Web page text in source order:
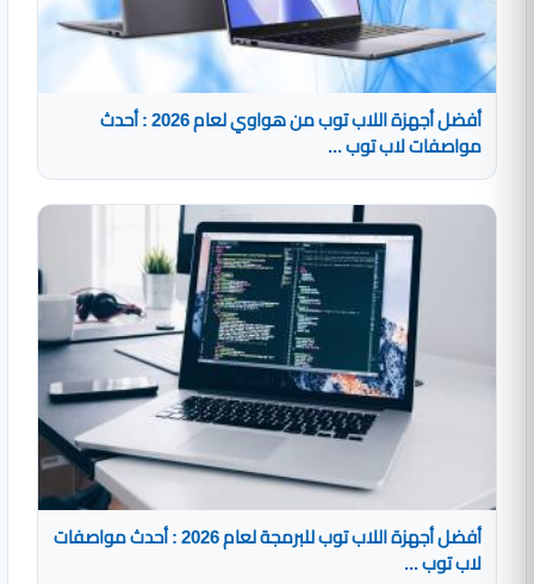
أفضل أجهزة اللاب توب من هواوي لعام 2026 : أحدث
مواصفات لاب توب ...
أفضل أجهزة اللاب توب للبرمجة لعام 2026 : أحدث مواصفات
لاب توب ...